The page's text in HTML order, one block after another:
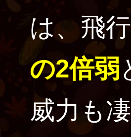
は、飛
の2倍弱
威力も